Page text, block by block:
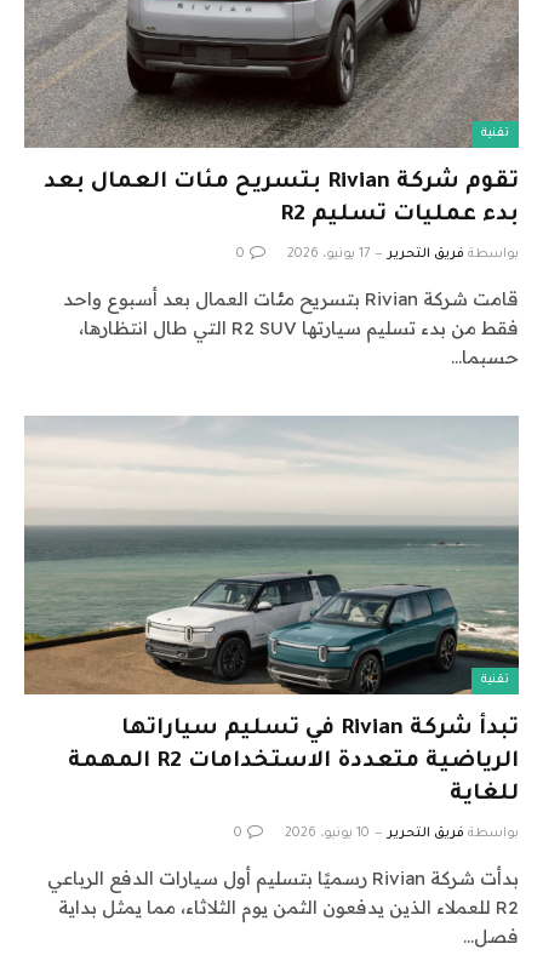
تقنية
تقوم شركة Rivian بتسريح مئات العمال بعد
بدء عمليات تسليم R2
بواسطة فريق التحرير 17 يونيو، 2026 0
قامت شركة Rivian بتسريح مئات العمال بعد أسبوع واحد
فقط من بدء تسليم سيارتها R2 SUV التي طال انتظارها،
حسبما…
تقنية
تبدأ شركة Rivian في تسليم سياراتها
الرياضية متعددة الاستخدامات R2 المهمة
للغاية
بواسطة فريق التحرير 10 يونيو، 2026 0
بدأت شركة Rivian رسميًا بتسليم أول سيارات الدفع الرباعي
R2 للعملاء الذين يدفعون الثمن يوم الثلاثاء، مما يمثل بداية
فصل…